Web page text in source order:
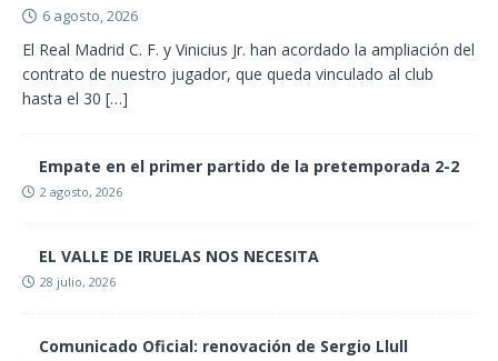
6 agosto, 2026
El Real Madrid C. F. y Vinicius Jr. han acordado la ampliación del
contrato de nuestro jugador, que queda vinculado al club
hasta el 30 […]
Empate en el primer partido de la pretemporada 2-2
2 agosto, 2026
EL VALLE DE IRUELAS NOS NECESITA
28 julio, 2026
Comunicado Oficial: renovación de Sergio Llull